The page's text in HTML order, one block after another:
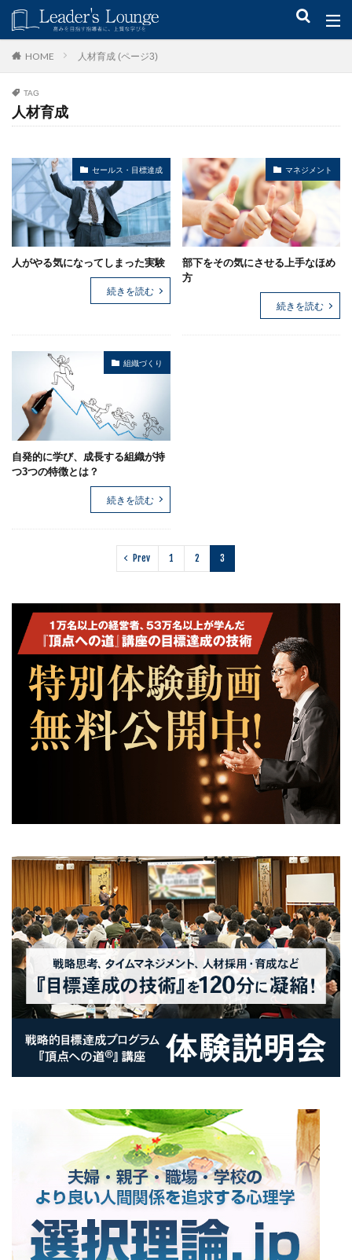
HOME 人材育成 (ページ3)
TAG
人材育成
セールス・目標達成
人がやる気になってしまった実験
続きを読む
マネジメント
部下をその気にさせる上手なほめ
方
続きを読む
組織づくり
自発的に学び、成長する組織が持
つ3つの特徴とは？
続きを読む
Prev 1 2 3
キーワード
青木仁志
カテゴリー
タグ
組織力 目標設定 社会貢献
事業戦略
自己管理 夢